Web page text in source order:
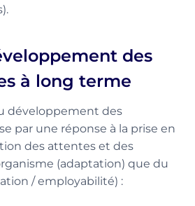
des
à long terme
développement des
par une réponse à la prise en
des attentes et des
(adaptation) que du
/ employabilité) :